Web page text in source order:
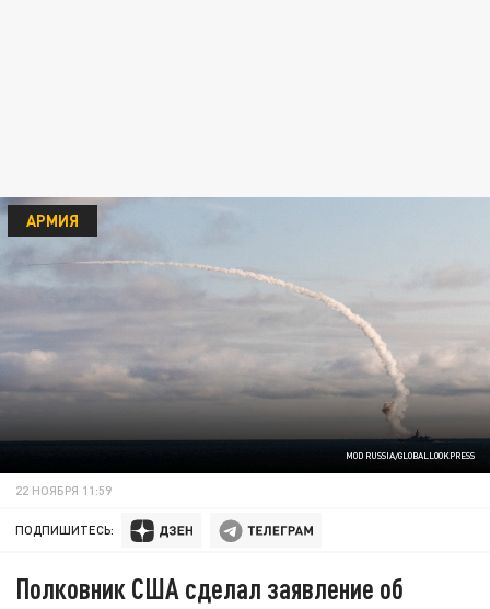
MOD RUSSIA/GLOBALLOOKPRESS
АРМИЯ
22 НОЯБРЯ 11:59
ПОДПИШИТЕСЬ:
Полковник США сделал заявление об